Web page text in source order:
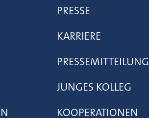
PRESSE
KARRIERE
JUNGES KOLLEG
KOOPERATIONEN